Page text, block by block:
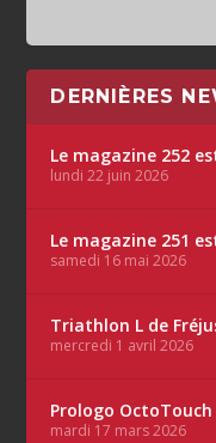
DERNIÈRES
Le magazine 252
lundi 22 juin 2026
Le magazine 251
samedi 16 mai 2026
Triathlon L de
mercredi 1 avril 2026
Prologo OctoTouch
mardi 17 mars 2026